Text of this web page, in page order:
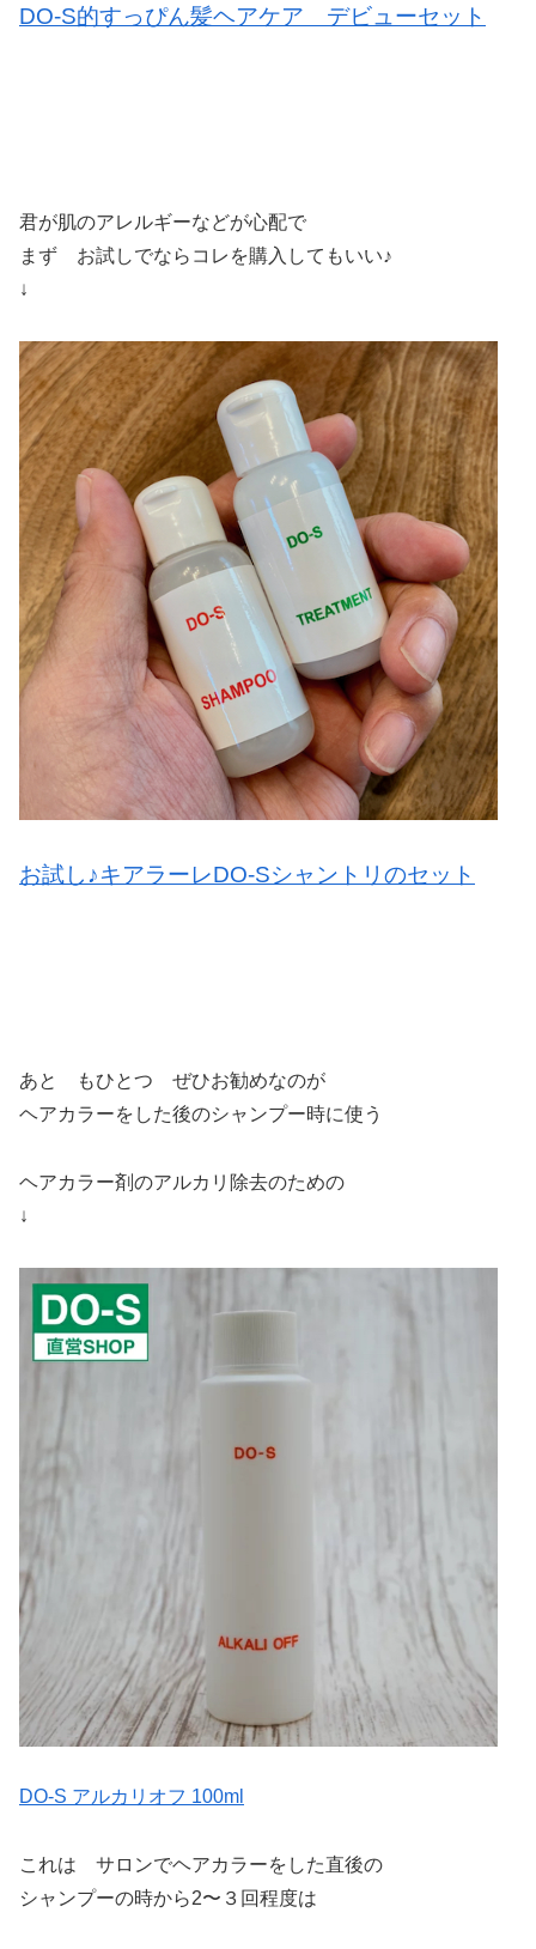
DO-S的すっぴん髪ヘアケア デビューセット
君が肌のアレルギーなどが心配で
まず お試しでならコレを購入してもいい♪
↓
お試し♪キアラーレDO-Sシャントリのセット
あと もひとつ ぜひお勧めなのが
ヘアカラーをした後のシャンプー時に使う
ヘアカラー剤のアルカリ除去のための
↓
DO-S アルカリオフ 100ml
これは サロンでヘアカラーをした直後の
シャンプーの時から2〜３回程度は